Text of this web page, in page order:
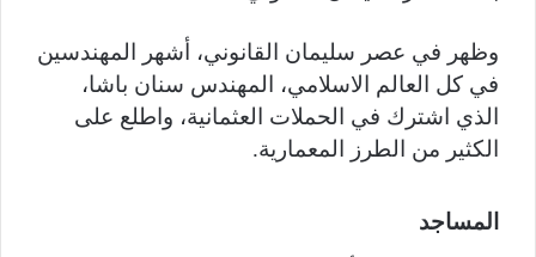
وظهر في عصر سليمان القانوني، أشهر المهندسين
في كل العالم الاسلامي، المهندس سنان باشا،
الذي اشترك في الحملات العثمانية، واطلع على
الكثير من الطرز المعمارية.
المساجد